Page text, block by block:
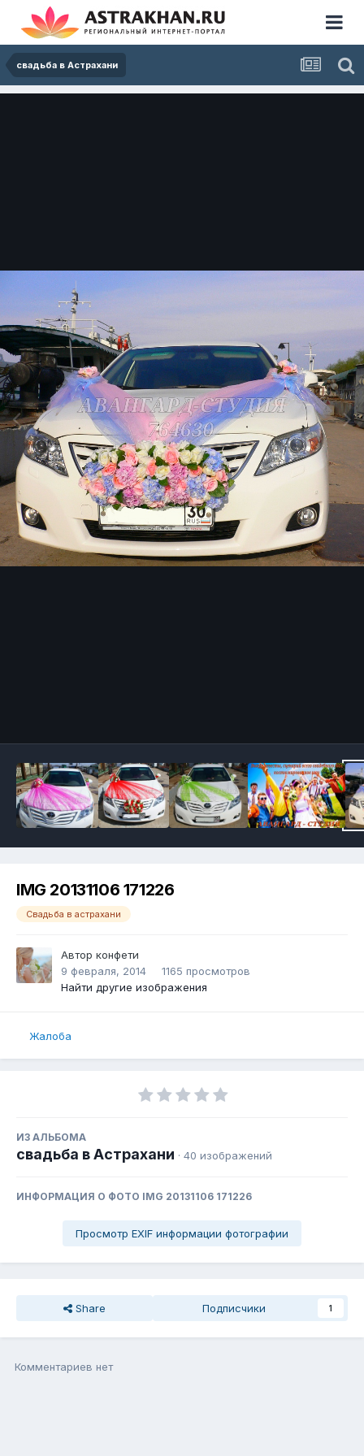
свадьба в Астрахани
IMG 20131106 171226
Свадьба в астрахани
Автор конфети
9 февраля, 2014
1165 просмотров
Найти другие изображения
Жалоба
ИЗ АЛЬБОМА
свадьба в Астрахани · 40 изображений
ИНФОРМАЦИЯ О ФОТО IMG 20131106 171226
Просмотр EXIF информации фотографии
Share Подписчики 1
Комментариев нет